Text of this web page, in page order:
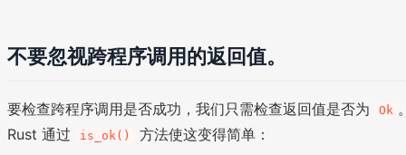
不要忽视跨程序调用的返回值。
要检查跨程序调用是否成功，我们只需检查返回值是否为 Ok
Rust 通过
is_ok() 方法使这变得简单：